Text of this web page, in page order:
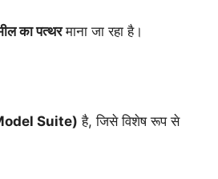
का पत्थरमाना जा रहा है।
Suite) है, जिसे विशेष रूप से